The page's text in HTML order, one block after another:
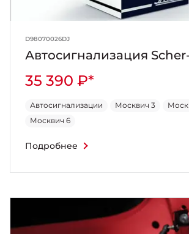
D98070026DJ
Автосигнализация
35 390 ₽*
Автосигнализации Москвич 3
Москвич 6
Подробнее